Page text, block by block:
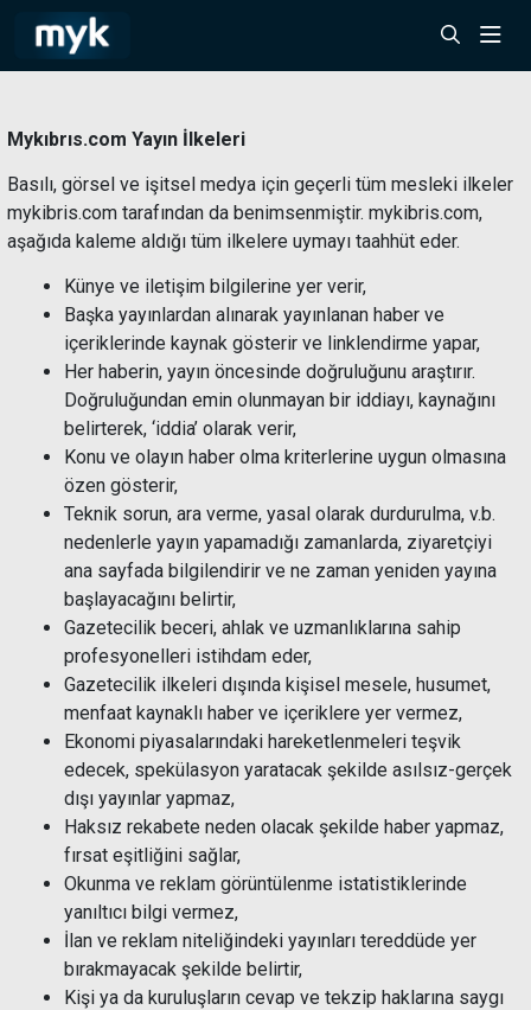
Mykıbrıs.com Yayın İlkeleri
Basılı, görsel ve işitsel medya için geçerli tüm mesleki ilkeler
mykibris.com tarafından da benimsenmiştir. mykibris.com,
aşağıda kaleme aldığı tüm ilkelere uymayı taahhüt eder.
Künye ve iletişim bilgilerine yer verir,
Başka yayınlardan alınarak yayınlanan haber ve
içeriklerinde kaynak gösterir ve linklendirme yapar,
Her haberin, yayın öncesinde doğruluğunu araştırır.
Doğruluğundan emin olunmayan bir iddiayı, kaynağını
belirterek, ‘iddia’ olarak verir,
Konu ve olayın haber olma kriterlerine uygun olmasına
özen gösterir,
Teknik sorun, ara verme, yasal olarak durdurulma, v.b.
nedenlerle yayın yapamadığı zamanlarda, ziyaretçiyi
ana sayfada bilgilendirir ve ne zaman yeniden yayına
başlayacağını belirtir,
Gazetecilik beceri, ahlak ve uzmanlıklarına sahip
profesyonelleri istihdam eder,
Gazetecilik ilkeleri dışında kişisel mesele, husumet,
menfaat kaynaklı haber ve içeriklere yer vermez,
Ekonomi piyasalarındaki hareketlenmeleri teşvik
edecek, spekülasyon yaratacak şekilde asılsız-gerçek
dışı yayınlar yapmaz,
Haksız rekabete neden olacak şekilde haber yapmaz,
fırsat eşitliğini sağlar,
Okunma ve reklam görüntülenme istatistiklerinde
yanıltıcı bilgi vermez,
İlan ve reklam niteliğindeki yayınları tereddüde yer
bırakmayacak şekilde belirtir,
Kişi ya da kuruluşların cevap ve tekzip haklarına saygı